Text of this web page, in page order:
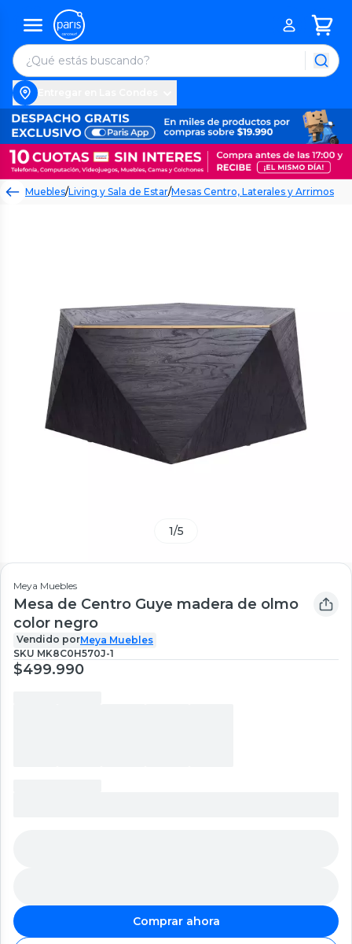
Muebles/Living y Sala de Estar/Mesas Centro, Laterales y Arrimos
1/5
Meya Muebles
Mesa de Centro Guye madera de olmo
color negro
Vendido porMeya Muebles
SKU MK8C0H570J-1
$499.990
Comprar ahora